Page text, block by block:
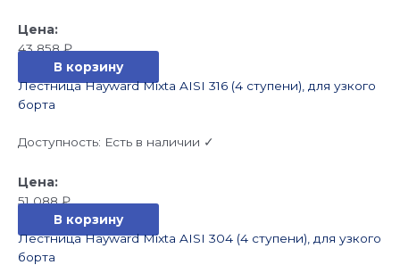
43 858₽
В корзину
Лестница Hayward Mixta AISI 316 (4 ступени), для узкого
борта
Доступность: Есть в наличии ✓
51 088₽
В корзину
Лестница Hayward Mixta AISI 304 (4 ступени), для узкого
борта